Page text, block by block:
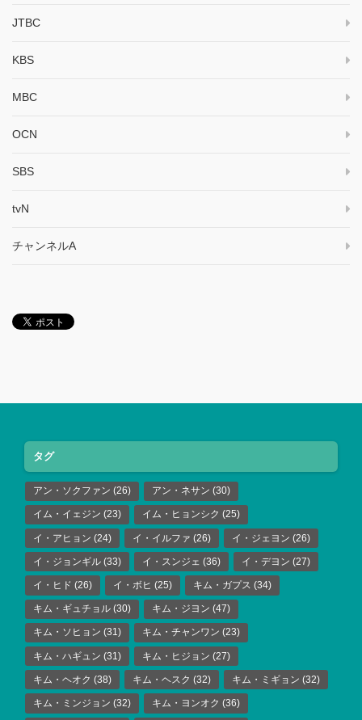
JTBC
KBS
MBC
OCN
SBS
tvN
チャンネルA
タグ
アン・ソクファン (26) アン・ネサン (30)
イム・イェジン (23) イム・ヒョンシク (25)
イ・アヒョン (24) イ・イルファ (26) イ・ジェヨン (26)
イ・ジョンギル (33) イ・スンジェ (36) イ・デヨン (27)
イ・ヒド (26) イ・ボヒ (25) キム・ガプス (34)
キム・ギュチョル (30) キム・ジヨン (47)
キム・ソヒョン (31) キム・チャンワン (23)
キム・ハギュン (31) キム・ヒジョン (27)
キム・ヘオク (38) キム・ヘスク (32) キム・ミギョン (32)
キム・ミンジョン (32) キム・ヨンオク (36)